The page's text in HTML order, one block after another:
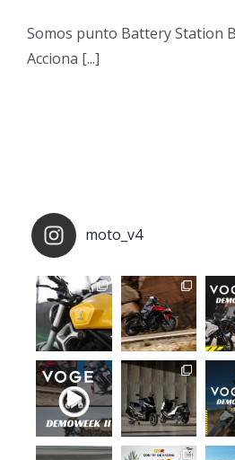
Somos punto Battery Station
Acciona [...]
moto_v4